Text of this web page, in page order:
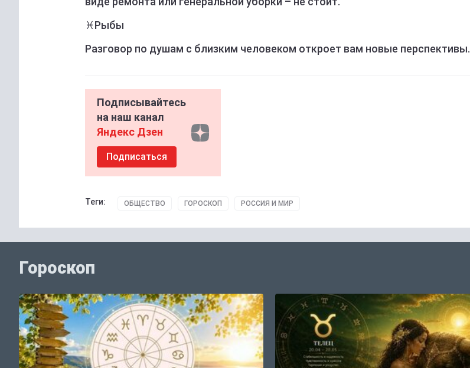
♓️Рыбы
Разговор по душам с близким человеком откроет вам новые перспективы.
Подписывайтесь
на наш канал
Яндекс Дзен
Подписаться
Теги: ОБЩЕСТВО ГОРОСКОП РОССИЯ И МИР
Гороскоп